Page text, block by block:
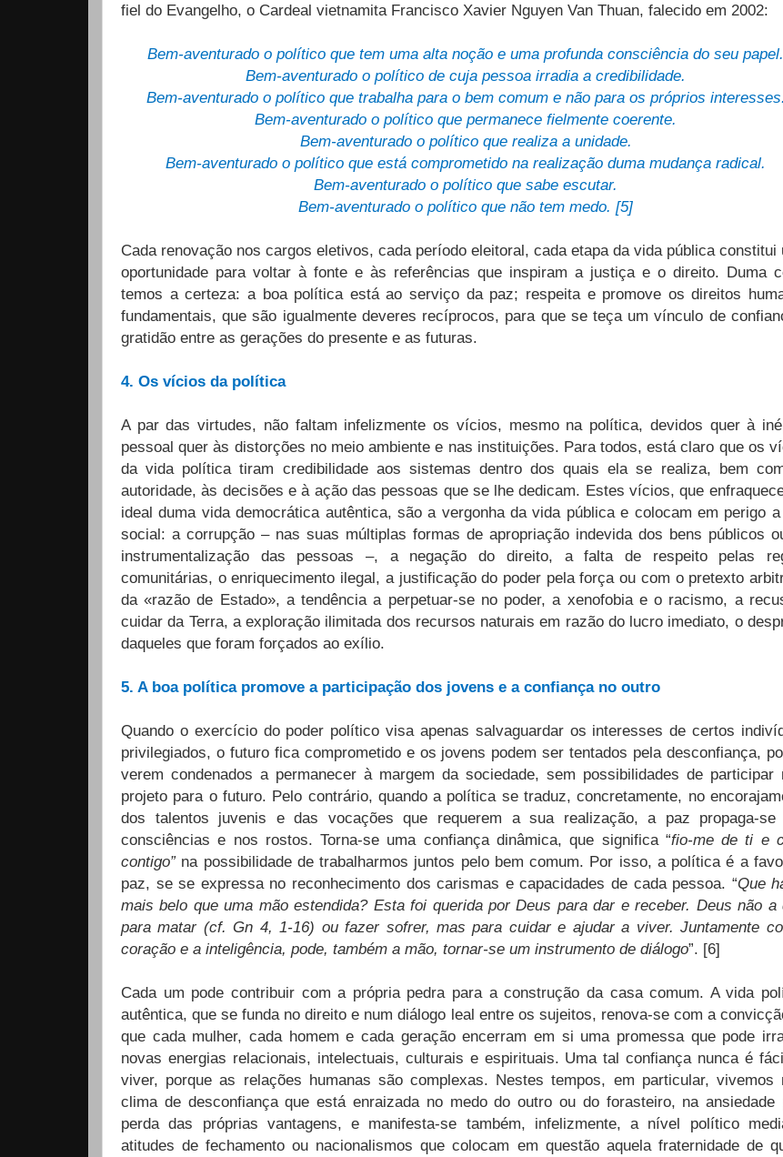
fiel do Evangelho, o Cardeal vietnamita Francisco Xavier Nguyen Van Thuan, falecido em 2002:
Bem-aventurado o político que tem uma alta noção e uma profunda consciência do seu papel.
Bem-aventurado o político de cuja pessoa irradia a credibilidade.
Bem-aventurado o político que trabalha para o bem comum e não para os próprios interesses.
Bem-aventurado o político que permanece fielmente coerente.
Bem-aventurado o político que realiza a unidade.
Bem-aventurado o político que está comprometido na realização duma mudança radical.
Bem-aventurado o político que sabe escutar.
Bem-aventurado o político que não tem medo. [5]
Cada renovação nos cargos eletivos, cada período eleitoral, cada etapa da vida pública constitui
oportunidade para voltar à fonte e às referências que inspiram a justiça e o direito. Duma
temos a certeza: a boa política está ao serviço da paz; respeita e promove os direitos
fundamentais, que são igualmente deveres recíprocos, para que se teça um vínculo de
gratidão entre as gerações do presente e as futuras.
4. Os vícios da política
A par das virtudes, não faltam infelizmente os vícios, mesmo na política, devidos quer à
pessoal quer às distorções no meio ambiente e nas instituições. Para todos, está claro que os
da vida política tiram credibilidade aos sistemas dentro dos quais ela se realiza, bem
autoridade, às decisões e à ação das pessoas que se lhe dedicam. Estes vícios, que
ideal duma vida democrática autêntica, são a vergonha da vida pública e colocam em perigo
social: a corrupção – nas suas múltiplas formas de apropriação indevida dos bens públicos
instrumentalização das pessoas –, a negação do direito, a falta de respeito pelas
comunitárias, o enriquecimento ilegal, a justificação do poder pela força ou com o pretexto
da «razão de Estado», a tendência a perpetuar-se no poder, a xenofobia e o racismo, a
cuidar da Terra, a exploração ilimitada dos recursos naturais em razão do lucro imediato, o
daqueles que foram forçados ao exílio.
5. A boa política promove a participação dos jovens e a confiança no outro
Quando o exercício do poder político visa apenas salvaguardar os interesses de certos
privilegiados, o futuro fica comprometido e os jovens podem ser tentados pela desconfiança,
verem condenados a permanecer à margem da sociedade, sem possibilidades de participar
projeto para o futuro. Pelo contrário, quando a política se traduz, concretamente, no
dos talentos juvenis e das vocações que requerem a sua realização, a paz propaga-se
consciências e nos rostos. Torna-se uma confiança dinâmica, que significa “fio-me de ti e
contigo”na possibilidade de trabalharmos juntos pelo bem comum. Por isso, a política é a
paz, se se expressa no reconhecimento dos carismas e capacidades de cada pessoa. “Que
mais belo que uma mão estendida? Esta foi querida por Deus para dar e receber. Deus não a
para matar (cf. Gn 4, 1-16) ou fazer sofrer, mas para cuidar e ajudar a viver. Juntamente
coração e a inteligência, pode, também a mão, tornar-se um instrumento de diálogo”. [6]
Cada um pode contribuir com a própria pedra para a construção da casa comum. A vida
autêntica, que se funda no direito e num diálogo leal entre os sujeitos, renova-se com a
que cada mulher, cada homem e cada geração encerram em si uma promessa que pode
novas energias relacionais, intelectuais, culturais e espirituais. Uma tal confiança nunca é
viver, porque as relações humanas são complexas. Nestes tempos, em particular, vivemos
clima de desconfiança que está enraizada no medo do outro ou do forasteiro, na ansiedade
perda das próprias vantagens, e manifesta-se também, infelizmente, a nível político
atitudes de fechamento ou nacionalismos que colocam em questão aquela fraternidade de